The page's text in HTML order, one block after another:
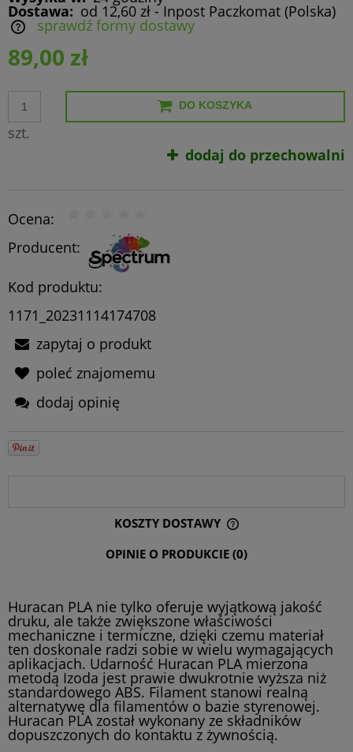
Dostawa: od 12,60 zł - Inpost Paczkomat (Polska)
sprawdź formy dostawy
89,00 zł
szt.
DO KOSZYKA
dodaj do przechowalni
Ocena:
Producent:
Kod produktu:
1171_20231114174708
zapytaj o produkt
poleć znajomemu
dodaj opinię
KOSZTY DOSTAWY
CENA NIE ZAWIERA EWENTUALNYCH KOSZTÓW PŁATNOŚCI
OPINIE O PRODUKCIE (0)
Huracan PLA nie tylko oferuje wyjątkową jakość
druku, ale także zwiększone właściwości
mechaniczne i termiczne, dzięki czemu materiał
ten doskonale radzi sobie w wielu wymagających
aplikacjach. Udarność Huracan PLA mierzona
metodą Izoda jest prawie dwukrotnie wyższa niż
standardowego ABS. Filament stanowi realną
alternatywę dla filamentów o bazie styrenowej.
Huracan PLA został wykonany ze składników
dopuszczonych do kontaktu z żywnością.